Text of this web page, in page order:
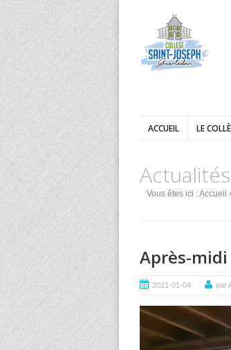
ACCUEIL LE
Actualités
Vous êtes ici :Accueil
Après-midi
2021-01-04 par